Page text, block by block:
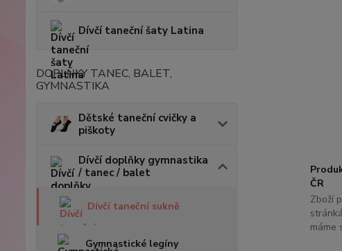
Dívčí taneční šaty Latina
DOPLŇKY TANEC, BALET,
GYMNASTIKA
Dětské taneční cvičky a
piškoty
Dívčí doplňky gymnastika
/ tanec / balet
Dívčí taneční sukně
Gymnastické legíny
ČR
Zboží
máme